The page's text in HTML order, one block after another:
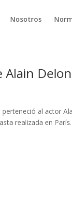
Nosotros
Alain Delon
al actor
realizada en